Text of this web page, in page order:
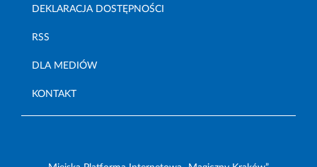
DEKLARACJA DOSTĘPNOŚCI
RSS
DLA MEDIÓW
KONTAKT